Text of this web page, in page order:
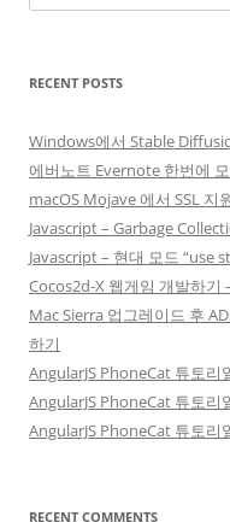
for:
RECENT POSTS
Windows에서 Stable
에버노트 Evernote 한번에
macOS Mojave 에서 SSL 지
Javascript – Garbage
Javascript – 현대 모드 “use
Cocos2d-X 웹게임 개발하기
Mac Sierra 업그레이드 후
하기
AngularJS PhoneCat 튜토리
AngularJS PhoneCat 튜토리
AngularJS PhoneCat 튜토리
RECENT COMMENTS